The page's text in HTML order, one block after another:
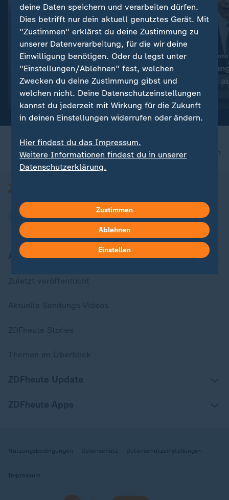
Keine weiteren Drohungen und Kriegsende:
Straße von Hormus: Iran
erweitert Forderungen an
USAmit Video 0:24
BBC-Interview mit
Biden hat sich
mit Video0:20
nach oben
Aktuell bei ZDFheute
Nutzungsbedingungen Datenschutz Datenschutzeinstellungen
Impressum
deine Daten speichern und verarbeiten dürfen.
Dies betrifft nur dein aktuell genutztes Gerät. Mit
"Zustimmen" erklärst du deine Zustimmung zu
unserer Datenverarbeitung, für die wir deine
Einwilligung benötigen. Oder du legst unter
"Einstellungen/Ablehnen" fest, welchen
Zwecken du deine Zustimmung gibst und
welchen nicht. Deine Datenschutzeinstellungen
kannst du jederzeit mit Wirkung für die Zukunft
in deinen Einstellungen widerrufen oder ändern.
Hier findest du das Impressum.
Weitere Informationen findest du in unserer
Datenschutzerklärung.
Zustimmen
Ablehnen
Einstellen